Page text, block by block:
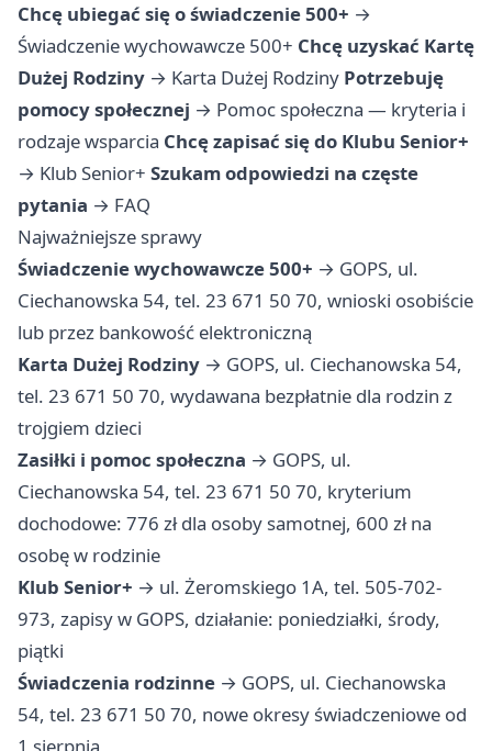
Chcę ubiegać się o świadczenie 500+ →
Świadczenie wychowawcze 500+ Chcę uzyskać Kartę
Dużej Rodziny → Karta Dużej Rodziny Potrzebuję
pomocy społecznej → Pomoc społeczna — kryteria i
rodzaje wsparcia Chcę zapisać się do Klubu Senior+
→ Klub Senior+ Szukam odpowiedzi na częste
pytania → FAQ
Najważniejsze sprawy
Świadczenie wychowawcze 500+ → GOPS, ul.
Ciechanowska 54, tel. 23 671 50 70, wnioski osobiście
lub przez bankowość elektroniczną
Karta Dużej Rodziny → GOPS, ul. Ciechanowska 54,
tel. 23 671 50 70, wydawana bezpłatnie dla rodzin z
trojgiem dzieci
Zasiłki i pomoc społeczna → GOPS, ul.
Ciechanowska 54, tel. 23 671 50 70, kryterium
dochodowe: 776 zł dla osoby samotnej, 600 zł na
osobę w rodzinie
Klub Senior+ → ul. Żeromskiego 1A, tel. 505-702-
973, zapisy w GOPS, działanie: poniedziałki, środy,
piątki
Świadczenia rodzinne → GOPS, ul. Ciechanowska
54, tel. 23 671 50 70, nowe okresy świadczeniowe od